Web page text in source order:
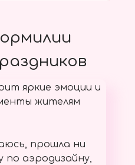
яркие эмоции и
жителям
прошла ни
по аэродизайну,